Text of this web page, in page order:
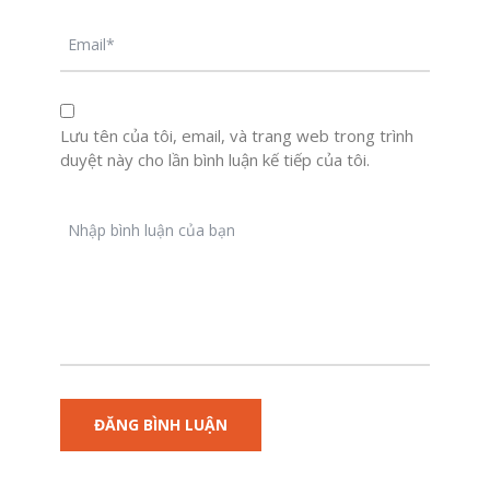
Lưu tên của tôi, email, và trang web trong trình
duyệt này cho lần bình luận kế tiếp của tôi.